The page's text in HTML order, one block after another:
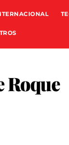
Roque